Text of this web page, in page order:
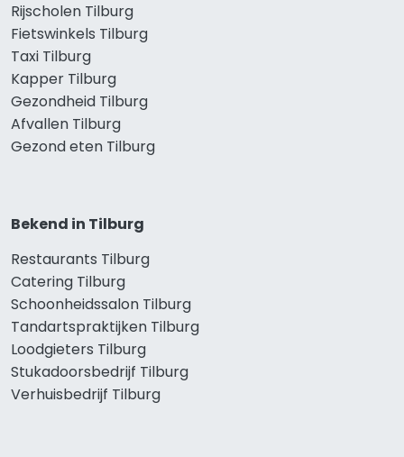
Rijscholen Tilburg
Fietswinkels Tilburg
Taxi Tilburg
Kapper Tilburg
Gezondheid Tilburg
Afvallen Tilburg
Gezond eten Tilburg
Bekend in Tilburg
Restaurants Tilburg
Catering Tilburg
Schoonheidssalon Tilburg
Tandartspraktijken Tilburg
Loodgieters Tilburg
Stukadoorsbedrijf Tilburg
Verhuisbedrijf Tilburg